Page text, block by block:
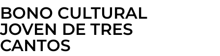
BONO CULTURAL
JOVEN DE TRES
CANTOS